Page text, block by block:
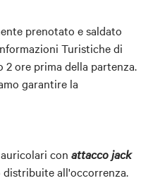
prenotato e saldato
Turistiche di
2 ore prima della partenza.
garantire la
con attacco jack
distribuite all'occorrenza.